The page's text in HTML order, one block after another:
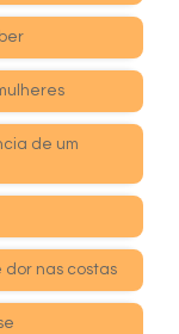
de um
dor nas costas